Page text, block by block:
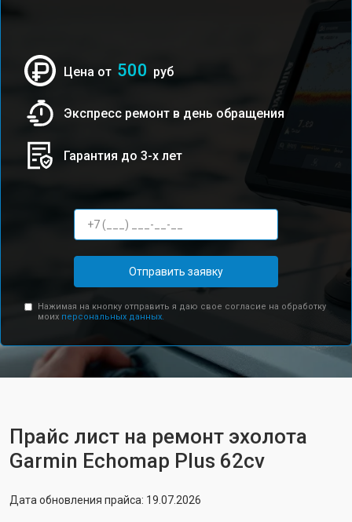
Цена от 500 руб
Экспресс ремонт в день обращения
Гарантия до 3-х лет
Отправить заявку
Нажимая на кнопку отправить я даю свое согласие на обработку
моих персональных данных.
Прайс лист на ремонт эхолота
Garmin Echomap Plus 62cv
Дата обновления прайса: 19.07.2026